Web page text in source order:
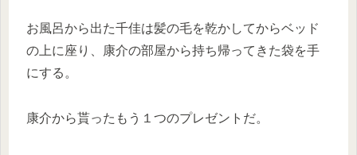
お風呂から出た千佳は髪の毛を乾かしてからベッド
の上に座り、康介の部屋から持ち帰ってきた袋を手
にする。
康介から貰ったもう１つのプレゼントだ。